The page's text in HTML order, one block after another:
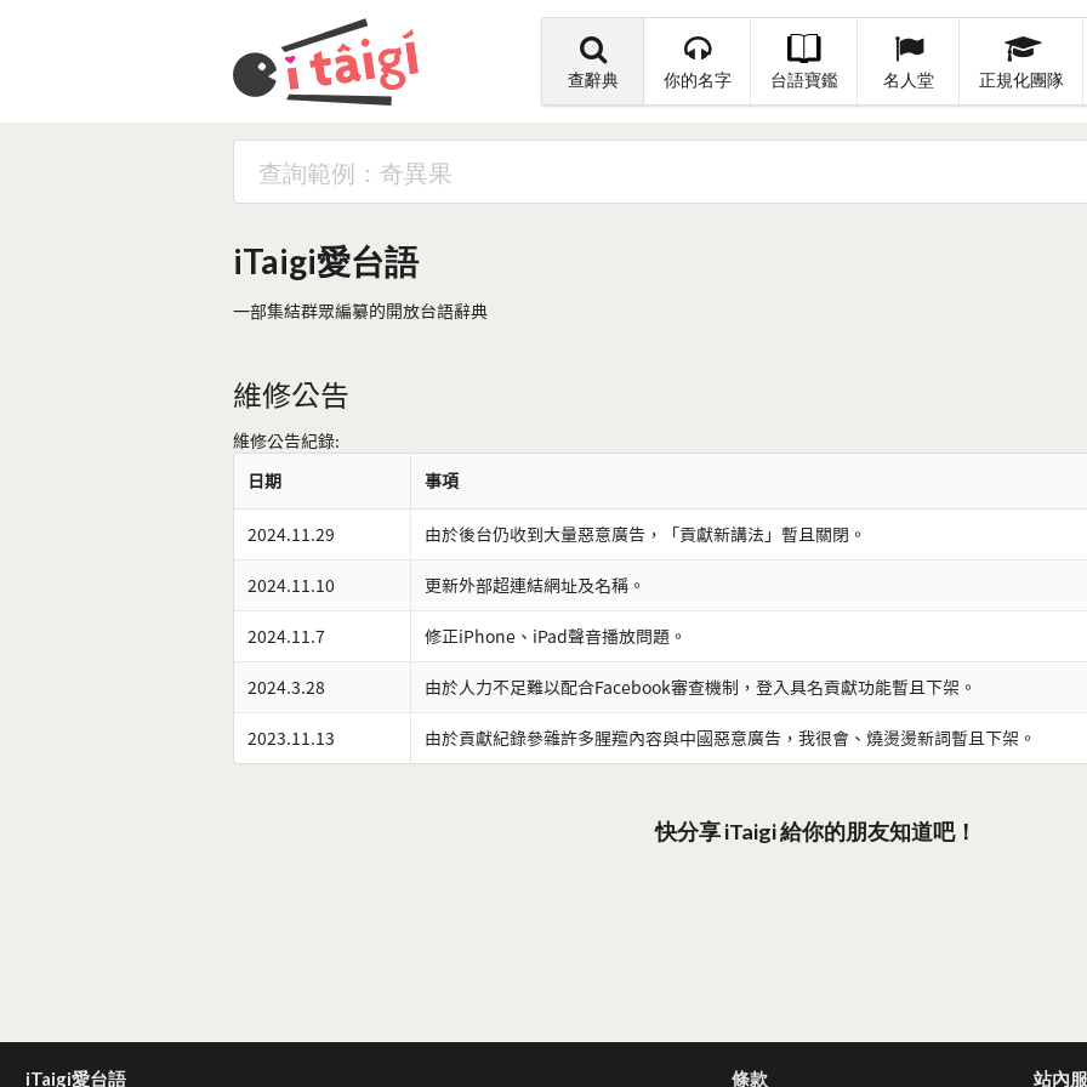
查辭典 你的名字 台語寶鑑 名人堂 正規化團隊
iTaigi愛台語
一部集結群眾編纂的開放台語辭典
維修公告
維修公告紀錄:
日期
事項
2024.11.29 由於後台仍收到大量惡意廣告，「貢獻新講法」暫且關閉。
2024.11.10 更新外部超連結網址及名稱。
2024.11.7 修正iPhone、iPad聲音播放問題。
2024.3.28 由於人力不足難以配合Facebook審查機制，登入具名貢獻功能暫且下架。
2023.11.13 由於貢獻紀錄參雜許多腥羶內容與中國惡意廣告，我很會、燒燙燙新詞暫且下架。
快分享 iTaigi 給你的朋友知道吧！
iTaigi愛台語 條款 站內